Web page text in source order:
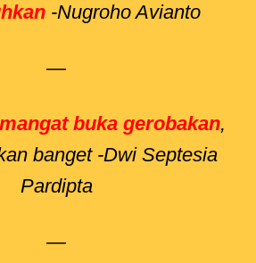
-Nugroho Avianto
—
buka gerobakan,
banget -Dwi Septesia
Pardipta
—